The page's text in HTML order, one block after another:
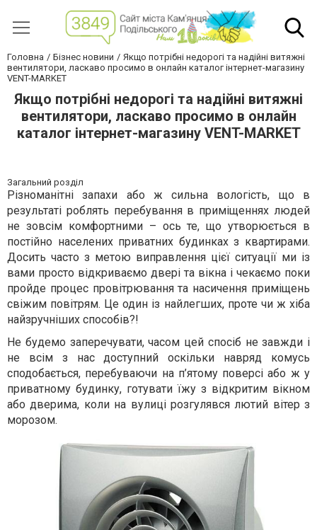
Головна Бізнес новини
Якщо потрібні недорогі та надійні витяжні
вентилятори, ласкаво просимо в онлайн каталог інтернет-магазину
VENT-MARKET
Якщо потрібні недорогі та надійні витяжні
вентилятори, ласкаво просимо в онлайн
каталог інтернет-магазину VENT-MARKET
Загальний розділ
Різноманітні запахи або ж сильна вологість, що в
результаті роблять перебування в приміщеннях людей
не зовсім комфортними – ось те, що утворюється в
постійно населених приватних будинках з квартирами.
Досить часто з метою виправлення цієї ситуації ми із
вами просто відкриваємо двері та вікна і чекаємо поки
пройде процес провітрювання та насичення приміщень
свіжим повітрям. Це один із найлегших, проте чи ж хіба
найзручніших способів?!
Не будемо заперечувати, часом цей спосіб не завжди і
не всім з нас доступний оскільки навряд комусь
сподобається, перебуваючи на п’ятому поверсі або ж у
приватному будинку, готувати їжу з відкритим вікном
або дверима, коли на вулиці розгулявся лютий вітер з
морозом.